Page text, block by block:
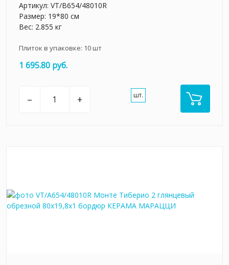
Артикул: VT/B654/48010R
Размер: 19*80 см
Вес: 2.855 кг
Плиток в упаковке: 10шт
1 695.80 руб.
– + шт.